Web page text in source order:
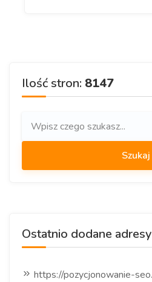
Ilość stron: 8147
Ostatnio dodane
https://pozycjonowanie-